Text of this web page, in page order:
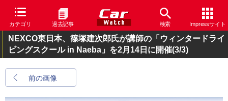
カテゴリ 過去記事 検索 Impressサイト
NEXCO東日本、篠塚建次郎氏が講師の「ウィンタードライ
ビングスクール in Naeba」を2月14日に開催(3/3)
前の画像